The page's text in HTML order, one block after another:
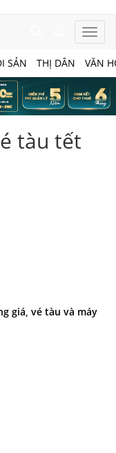
SẢN THỊ DÂN VĂN
tàu tết
giá, vé tàu và máy